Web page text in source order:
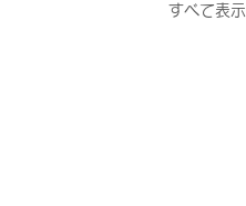
すべて表示